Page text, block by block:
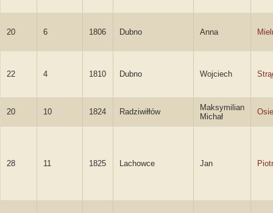
20 6 1806 Dubno Anna
22 4 1810 Dubno Wojciech
20 10 1824 Radziwiłłów
Maksymilian
Michał
28 11 1825 Lachowce Jan